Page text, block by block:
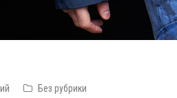
Без рубрики